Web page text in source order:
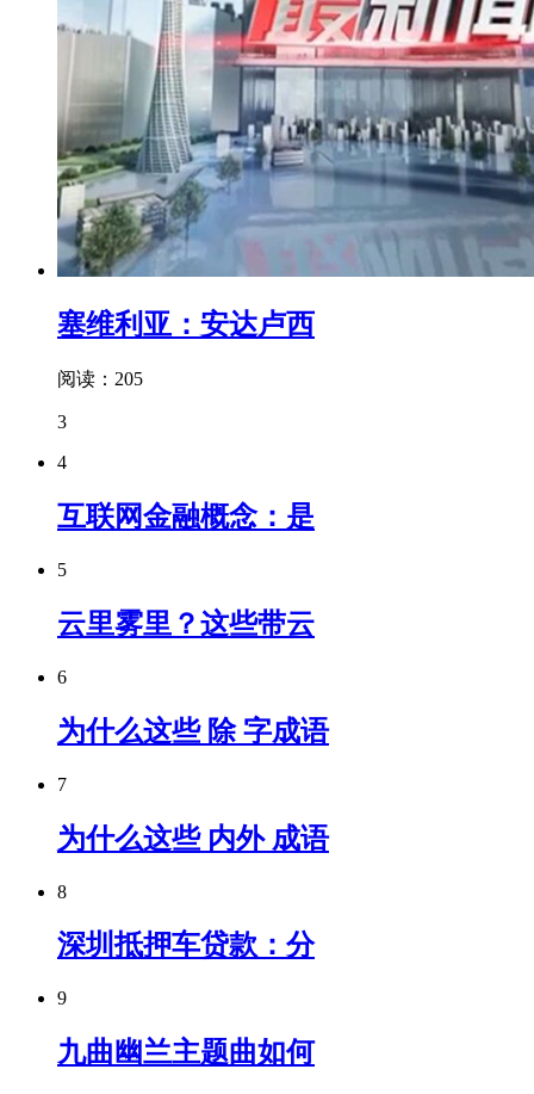
塞维利亚：安达卢西
阅读：205
3
4
互联网金融概念：是
5
云里雾里？这些带云
6
为什么这些 除 字成语
7
为什么这些 内外 成语
8
深圳抵押车贷款：分
9
九曲幽兰主题曲如何